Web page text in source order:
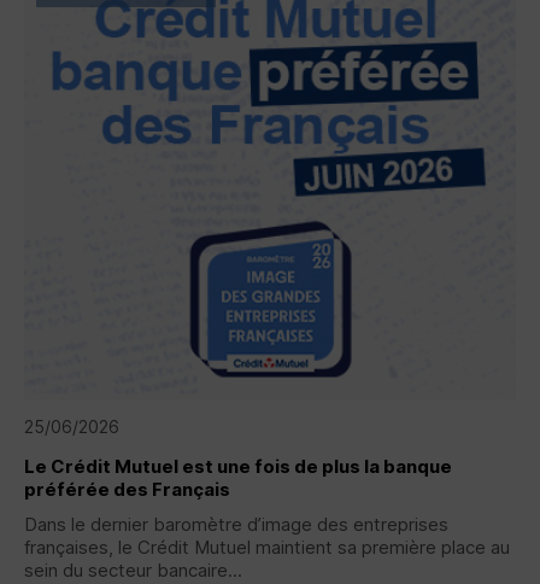
25/06/2026
Le Crédit Mutuel est une fois de plus la banque
préférée des Français
Dans le dernier baromètre d’image des entreprises
françaises, le Crédit Mutuel maintient sa première place au
sein du secteur bancaire...